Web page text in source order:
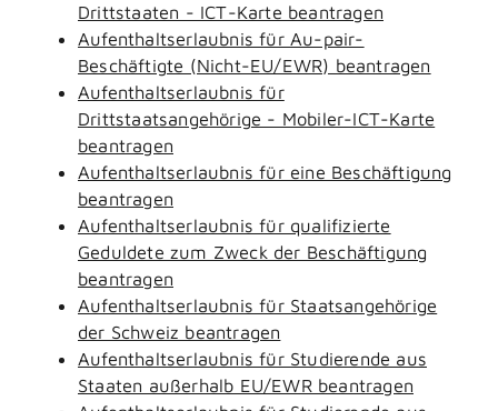
Drittstaaten - ICT-Karte beantragen
Aufenthaltserlaubnis für Au-pair-
Beschäftigte (Nicht-EU/EWR) beantragen
Aufenthaltserlaubnis für
Drittstaatsangehörige - Mobiler-ICT-Karte
beantragen
Aufenthaltserlaubnis für eine Beschäftigung
beantragen
Aufenthaltserlaubnis für qualifizierte
Geduldete zum Zweck der Beschäftigung
beantragen
Aufenthaltserlaubnis für Staatsangehörige
der Schweiz beantragen
Aufenthaltserlaubnis für Studierende aus
Staaten außerhalb EU/EWR beantragen